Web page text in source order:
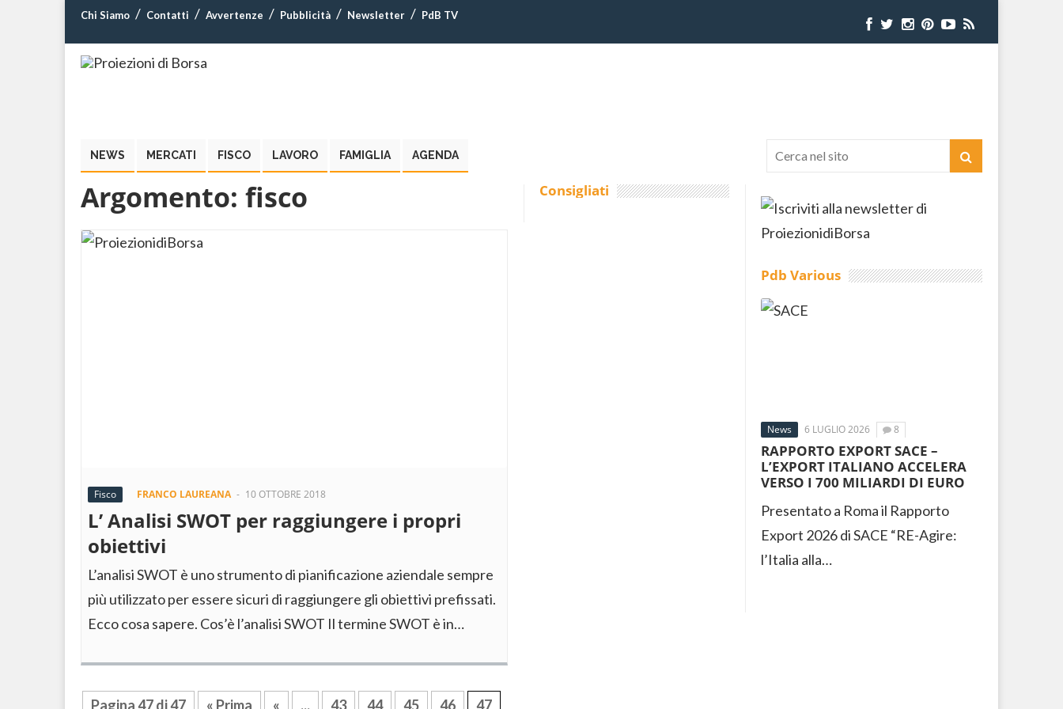
Chi Siamo Contatti Avvertenze Pubblicità Newsletter PdB TV
NEWS MERCATI FISCO LAVORO FAMIGLIA AGENDA
Argomento: fisco
Fisco FRANCO LAUREANA - 10 OTTOBRE 2018
L’ Analisi SWOT per raggiungere i propri
obiettivi
L’analisi SWOT è uno strumento di pianificazione aziendale sempre
più utilizzato per essere sicuri di raggiungere gli obiettivi prefissati.
Ecco cosa sapere. Cos’è l’analisi SWOT Il termine SWOT è in…
Pagina 47 di 47 « Prima « ... 43 44 45 46 47
Consigliati
Pdb Various
News 6 LUGLIO 2026 8
RAPPORTO EXPORT SACE –
L’EXPORT ITALIANO ACCELERA
VERSO I 700 MILIARDI DI EURO
Presentato a Roma il Rapporto
Export 2026 di SACE “RE-Agire:
l’Italia alla…